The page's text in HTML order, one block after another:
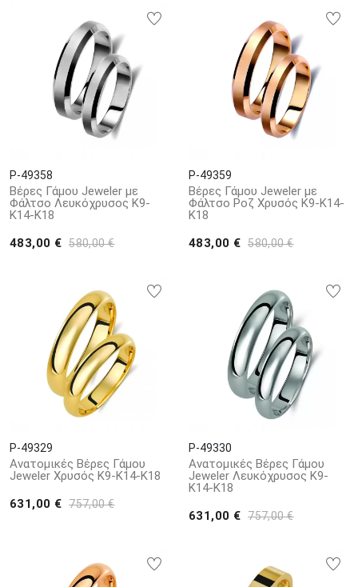
P-49358
Βέρες Γάμου Jeweler με
Φάλτσο Λευκόχρυσος Κ9-
Κ14-Κ18
483,00 € 580,00 €
P-49359
Βέρες Γάμου Jeweler με
Φάλτσο Ροζ Χρυσός Κ9-Κ14-
Κ18
483,00 € 580,00 €
P-49329
Ανατομικές Βέρες Γάμου
Jeweler Χρυσός Κ9-Κ14-Κ18
631,00 € 757,00 €
P-49330
Ανατομικές Βέρες Γάμου
Jeweler Λευκόχρυσος Κ9-
Κ14-Κ18
631,00 € 757,00 €